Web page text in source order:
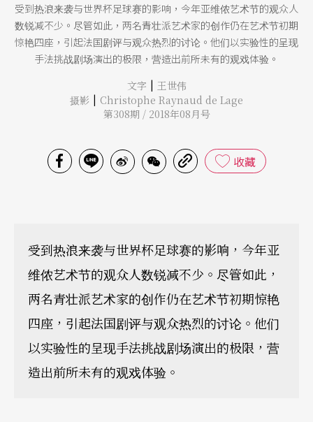
受到热浪来袭与世界杯足球赛的影响，今年亚维侬艺术节的观众人
数锐减不少。尽管如此，两名青壮派艺术家的创作仍在艺术节初期
惊艳四座，引起法国剧评与观众热烈的讨论。他们以实验性的呈现
手法挑战剧场演出的极限，营造出前所未有的观戏体验。
文字 | 王世伟
摄影 | Christophe Raynaud de Lage
第308期 / 2018年08月号
收藏
受到热浪来袭与世界杯足球赛的影响，今年亚
维侬艺术节的观众人数锐减不少。尽管如此，
两名青壮派艺术家的创作仍在艺术节初期惊艳
四座，引起法国剧评与观众热烈的讨论。他们
以实验性的呈现手法挑战剧场演出的极限，营
造出前所未有的观戏体验。